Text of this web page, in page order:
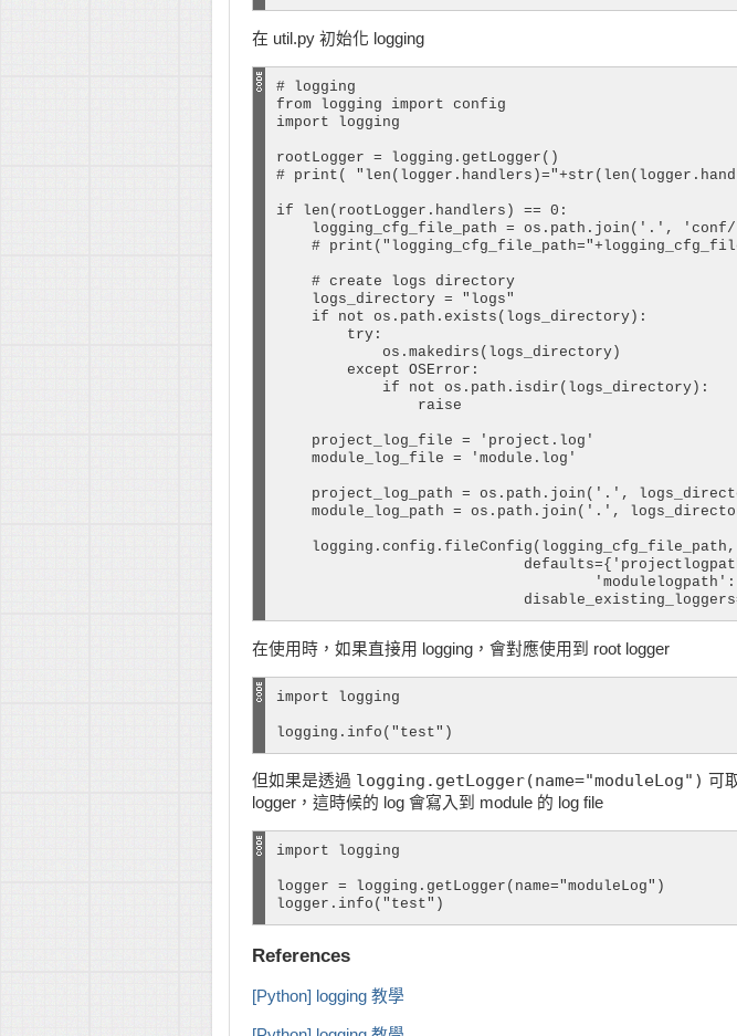
在 util.py 初始化 logging
# logging
from logging import config
import logging
rootLogger = logging.getLogger()
# print(
if len(rootLogger.handlers) == 0:
logging_cfg_file_path = os.path.join('.',
#
    # create logs directory
    logs_directory = "logs"
    if not os.path.exists(logs_directory):
        try:
            os.makedirs(logs_directory)
        except OSError:
            if not os.path.isdir(logs_directory):
                raise
    project_log_file = 'project.log'
    module_log_file = 'module.log'
project_log_path = os.path.join('.',
module_log_path = os.path.join('.',
    logging.config.fileConfig(logging_cfg_file_path,
在使用時，如果直接用 logging，會對應使用到 root logger
import logging
logging.info("test")
但如果是透過 logging.getLogger(name="moduleLog") 可
logger，這時候的 log 會寫入到 module 的 log file
import logging
logger = logging.getLogger(name="moduleLog")
logger.info("test")
References
[Python] logging 教學